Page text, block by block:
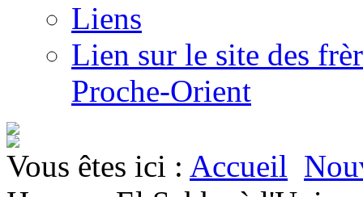
Liens
Lien sur le site des
Proche-Orient
Vous êtes ici : Accueil